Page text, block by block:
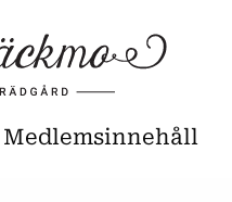
Medlemsinnehåll